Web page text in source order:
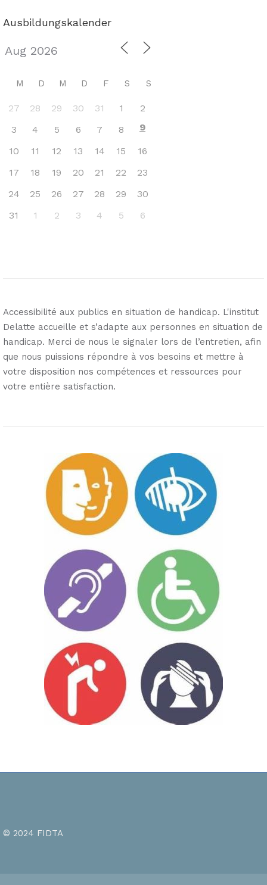
Ausbildungskalender
M D M D F S S
27 28 29 30 31 1
2
3
4 5 6 7 8 9
10 11 12 13 14 15
16
17
18 19 20 21 22
23
24
25 26 27 28 29
30
31
1 2 3 4 5 6
Accessibilité aux publics en situation de handicap. L'institut
Delatte accueille et s’adapte aux personnes en situation de
handicap. Merci de nous le signaler lors de l’entretien, afin
que nous puissions répondre à vos besoins et mettre à
votre disposition nos compétences et ressources pour
votre entière satisfaction.
© 2024 FIDTA